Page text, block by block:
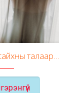
талаар…